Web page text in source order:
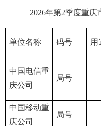
2026年第2季度重
单位名称 码号 用
中国电信重
庆公司
局号
中国移动重
庆公司
局号